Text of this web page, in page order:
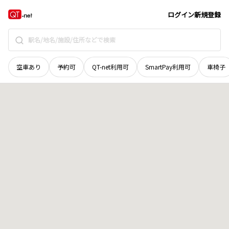
ログイン新規登録
空車あり 予約可 QT-net利用可 SmartPay利用可 車椅子
鳥取県